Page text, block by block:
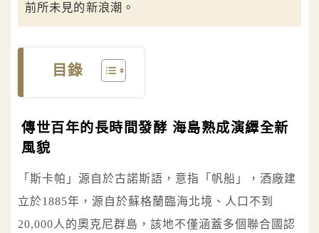
前所未見的新浪潮。
目錄
傳世百年的長時間發酵 海島熟成演繹全新
風貌
「斯卡帕」源自於古諾斯語，意指「帆船」，酒廠建
立於1885年，源自於蘇格蘭臨海北境、人口不到
20,000人的奧克尼群島，該地不僅涵蓋多個聯合國認